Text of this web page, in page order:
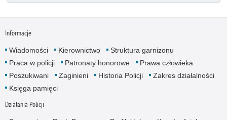
Informacje
Wiadomości Kierownictwo
Struktura garnizonu
Praca w policji
Patronaty honorowe
Prawa człowieka
Poszukiwani
Zaginieni Historia Policji
Zakres działalności
Księga pamięci
Działania Policji